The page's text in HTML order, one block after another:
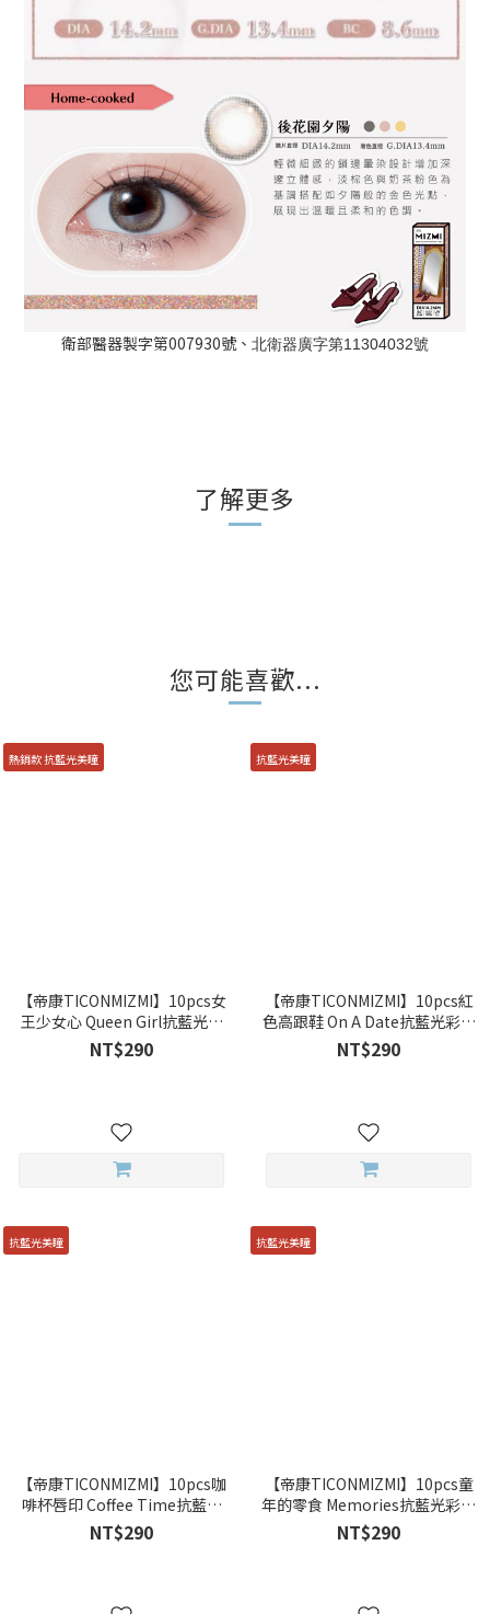
衛部醫器製字第007930號、 北衛器廣字第11304032號
了解更多
您可能喜歡...
熱銷款 抗藍光美瞳
【帝康TICONMIZMI】10pcs女
王少女心 Queen Girl抗藍光彩
色日拋
NT$290
抗藍光美瞳
【帝康TICONMIZMI】10pcs紅
色高跟鞋 On A Date抗藍光彩色
日拋
NT$290
抗藍光美瞳
【帝康TICONMIZMI】10pcs咖
啡杯唇印 Coffee Time抗藍光
彩色日拋
NT$290
抗藍光美瞳
【帝康TICONMIZMI】10pcs童
年的零食 Memories抗藍光彩色
日拋
NT$290